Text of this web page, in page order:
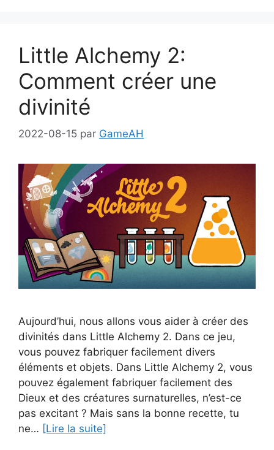
Little Alchemy 2:
Comment créer une
divinité
2022-08-15 par GameAH
Aujourd’hui, nous allons vous aider à créer des
divinités dans Little Alchemy 2. Dans ce jeu,
vous pouvez fabriquer facilement divers
éléments et objets. Dans Little Alchemy 2, vous
pouvez également fabriquer facilement des
Dieux et des créatures surnaturelles, n’est-ce
pas excitant ? Mais sans la bonne recette, tu
ne… [Lire la suite]